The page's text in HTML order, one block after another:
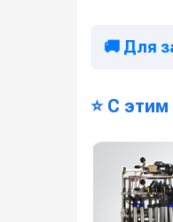
🚚 Для
⭐ С